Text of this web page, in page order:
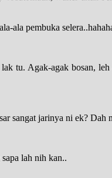
ala pembuka
lak tu. Agak-agak bosan,
sangat jarinya ni ek? Dah
lah nih kan..